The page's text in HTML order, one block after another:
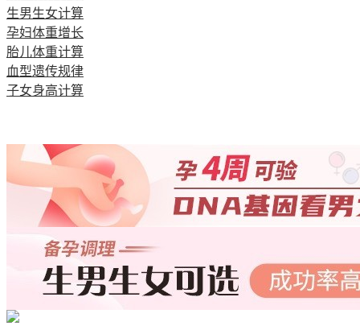
生男生女计算
孕妇体重增长
胎儿体重计算
血型遗传规律
子女身高计算